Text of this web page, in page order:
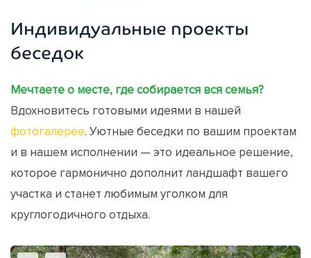
Индивидуальные проекты
беседок
Мечтаете о месте, где собирается вся семья?
Вдохновитесь готовыми идеями в нашей
фотогалерее. Уютные беседки по вашим проектам
и в нашем исполнении — это идеальное решение,
которое гармонично дополнит ландшафт вашего
участка и станет любимым уголком для
круглогодичного отдыха.